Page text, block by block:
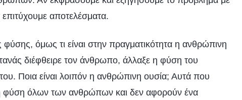
αποτελέσματα.
φύσης, όμως τι είναι στην πραγματικότητα η ανθρώπινη
διέφθειρε τον άνθρωπο, άλλαξε η φύση του
Ποια είναι λοιπόν η ανθρώπινη ουσία; Αυτά που
φύση όλων των ανθρώπων και δεν αφορούν ένα